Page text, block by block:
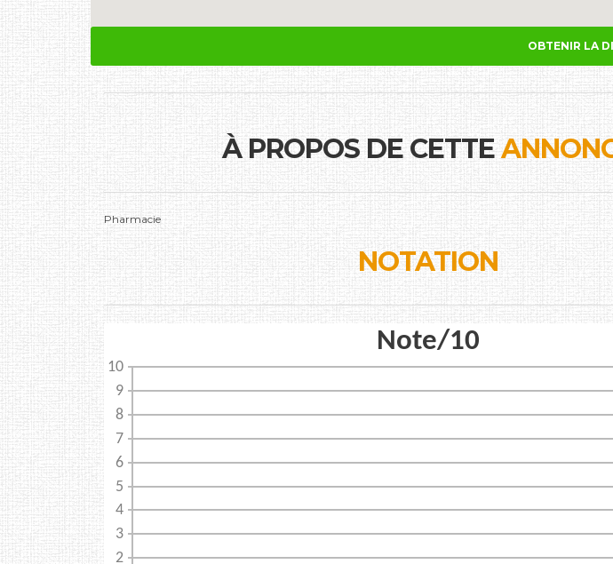
OBTENIR LA
À PROPOS DE CETTE
Pharmacie
NOTATION